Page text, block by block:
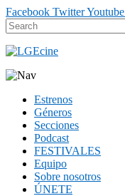
Facebook TwitterYoutube
Estrenos
Géneros
Secciones
Podcast
FESTIVALES
Equipo
Sobre nosotros
ÚNETE